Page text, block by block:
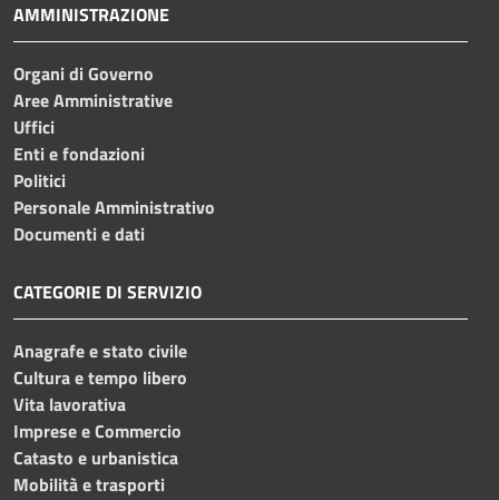
AMMINISTRAZIONE
Organi di Governo
Aree Amministrative
Uffici
Enti e fondazioni
Politici
Personale Amministrativo
Documenti e dati
CATEGORIE DI SERVIZIO
Anagrafe e stato civile
Cultura e tempo libero
Vita lavorativa
Imprese e Commercio
Catasto e urbanistica
Mobilità e trasporti